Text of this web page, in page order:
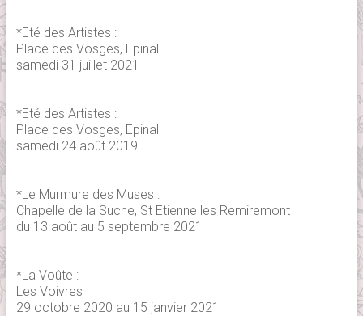
*Eté des Artistes :
Place des Vosges, Epinal
samedi 31 juillet 2021
*Eté des Artistes :
Place des Vosges, Epinal
samedi 24 août 2019
*Le Murmure des Muses :
Chapelle de la Suche, St Etienne les Remiremont
du 13 août au 5 septembre 2021
*La Voûte :
Les Voivres
29 octobre 2020 au 15 janvier 2021